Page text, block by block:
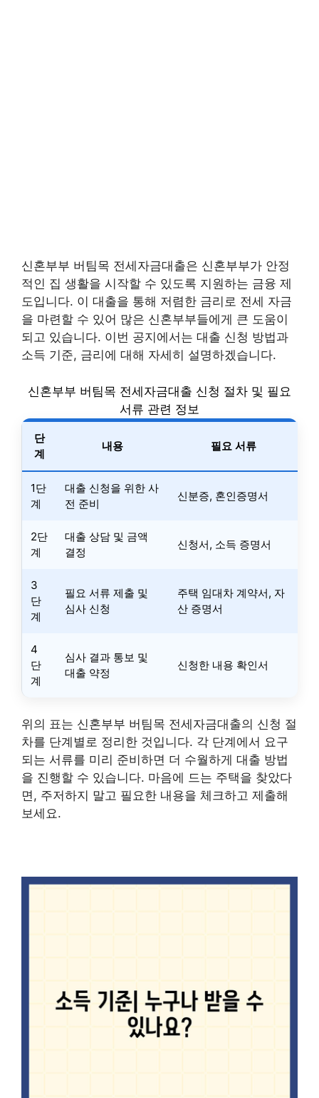
신혼부부 버팀목 전세자금대출은 신혼부부가 안정
적인 집 생활을 시작할 수 있도록 지원하는 금융 제
도입니다. 이 대출을 통해 저렴한 금리로 전세 자금
을 마련할 수 있어 많은 신혼부부들에게 큰 도움이
되고 있습니다. 이번 공지에서는 대출 신청 방법과
소득 기준, 금리에 대해 자세히 설명하겠습니다.
신혼부부 버팀목 전세자금대출 신청 절차 및 필요
서류 관련 정보
단
계
내용 필요 서류
1단
계
대출 신청을 위한 사
전 준비
신분증, 혼인증명서
2단
계
대출 상담 및 금액
결정
신청서, 소득 증명서
3
단
계
필요 서류 제출 및
심사 신청
주택 임대차 계약서, 자
산 증명서
4
단
계
심사 결과 통보 및
대출 약정
신청한 내용 확인서
위의 표는 신혼부부 버팀목 전세자금대출의 신청 절
차를 단계별로 정리한 것입니다. 각 단계에서 요구
되는 서류를 미리 준비하면 더 수월하게 대출 방법
을 진행할 수 있습니다. 마음에 드는 주택을 찾았다
면, 주저하지 말고 필요한 내용을 체크하고 제출해
보세요.